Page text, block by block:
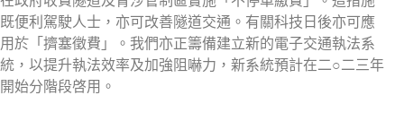
既便利駕駛人士，亦可改善隧道交通。有關科技日後亦可應
用於「擠塞徵費」。我們亦正籌備建立新的電子交通執法系
統，以提升執法效率及加強阻嚇力，新系統預計在二○二三年
開始分階段啓用。